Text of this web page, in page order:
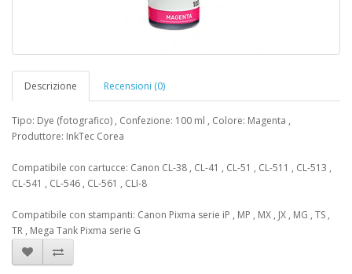
Descrizione Recensioni (0)
Tipo: Dye (fotografico) , Confezione: 100 ml , Colore: Magenta ,
Produttore: InkTec Corea
Compatibile con cartucce: Canon CL-38 , CL-41 , CL-51 , CL-511 , CL-513 ,
CL-541 , CL-546 , CL-561 , CLI-8
Compatibile con stampanti: Canon Pixma serie iP , MP , MX , JX , MG , TS ,
TR , Mega Tank Pixma serie G